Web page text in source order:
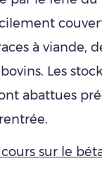
à viande,
Les
abattues
sur le